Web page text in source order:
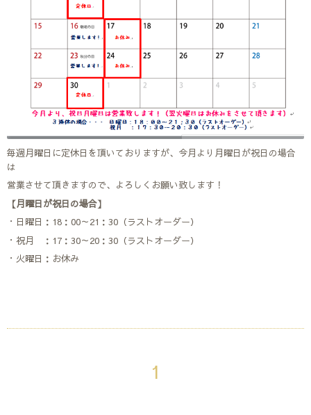
毎週月曜日に定休日を頂いておりますが、今月より月曜日が祝日の場合
は
営業させて頂きますので、よろしくお願い致します！
【月曜日が祝日の場合】
・日曜日：18：00～21：30（ラストオーダー）
・祝月 ：17：30～20：30（ラストオーダー）
・火曜日：お休み
1